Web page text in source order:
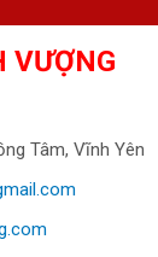
VƯỢNG
Tâm, Vĩnh Yên